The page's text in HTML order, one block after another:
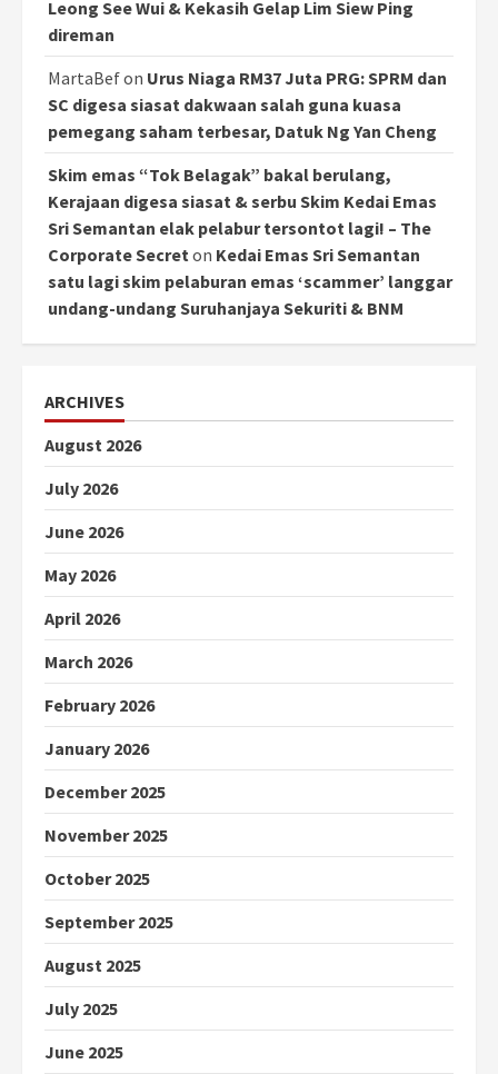
Leong See Wui & Kekasih Gelap Lim Siew Ping
direman
MartaBefon Urus Niaga RM37 Juta PRG: SPRM dan
SC digesa siasat dakwaan salah guna kuasa
pemegang saham terbesar, Datuk Ng Yan Cheng
Skim emas “Tok Belagak” bakal berulang,
Kerajaan digesa siasat & serbu Skim Kedai Emas
Sri Semantan elak pelabur tersontot lagi! – The
Corporate Secret on Kedai Emas Sri Semantan
satu lagi skim pelaburan emas ‘scammer’ langgar
undang-undang Suruhanjaya Sekuriti & BNM
ARCHIVES
August 2026
July 2026
June 2026
May 2026
April 2026
March 2026
February 2026
January 2026
December 2025
November 2025
October 2025
September 2025
August 2025
July 2025
June 2025